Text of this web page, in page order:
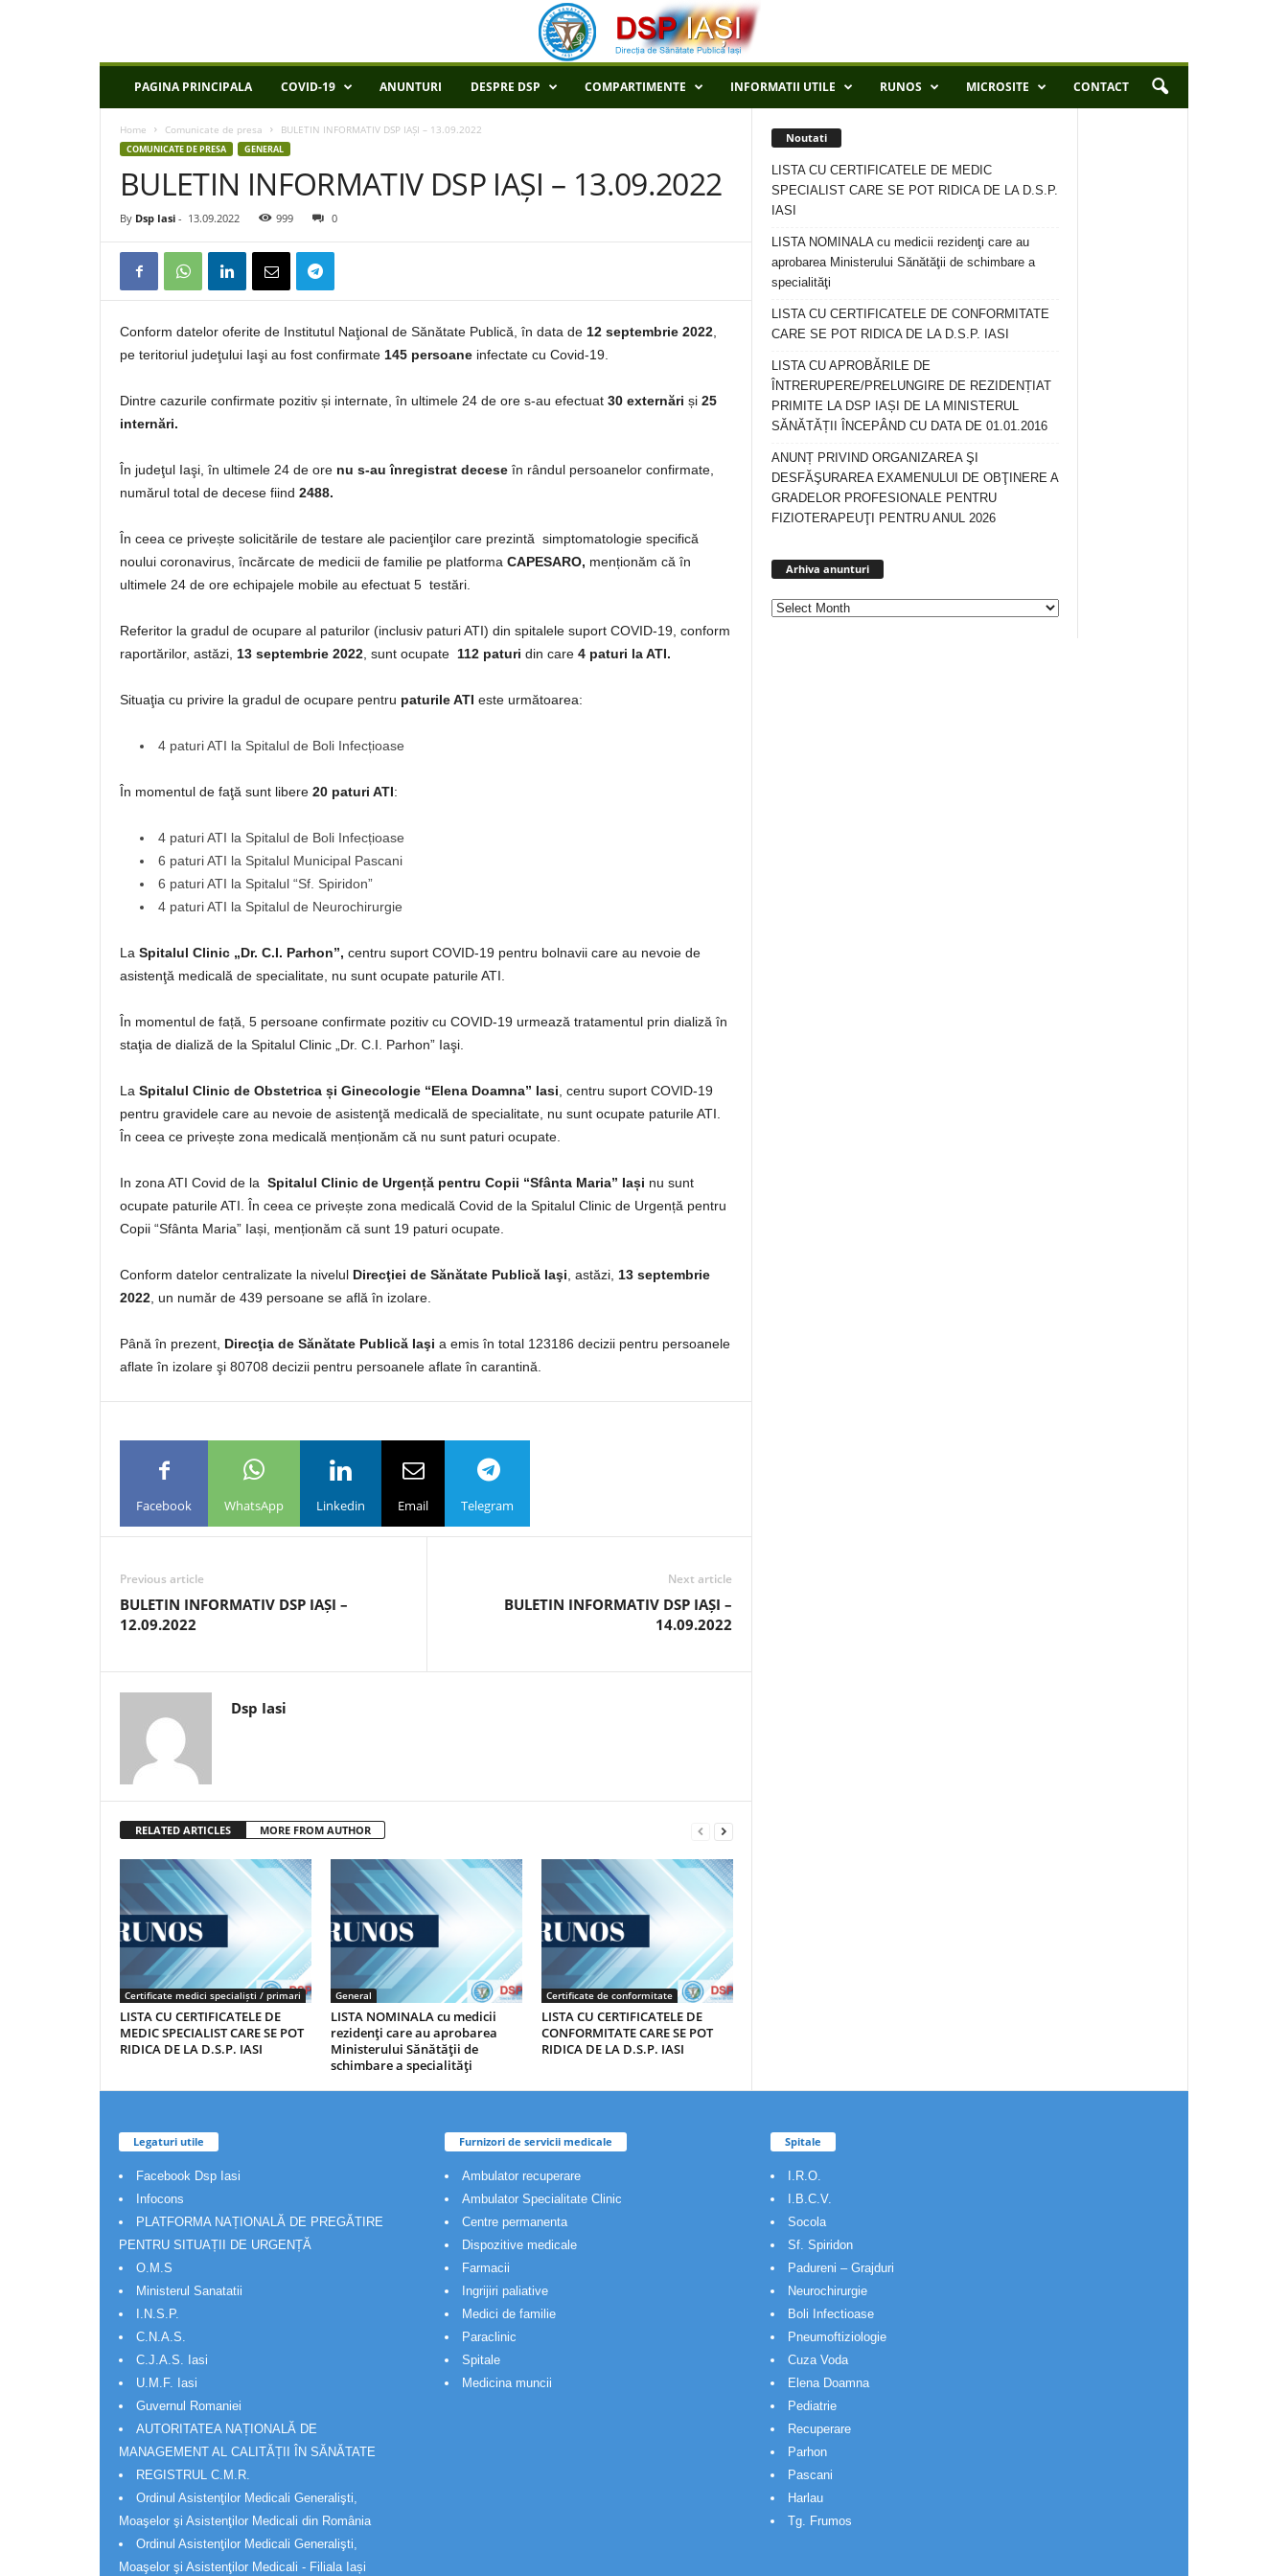
P
PAGINA PRINCIPALA COVID-19 ANUNTURI DESPRE DSP COMPARTIMENTE INFORMATII UTILE RUNOS MICROSITE CONTACT
Home Comunicate de presa BULETIN INFORMATIV DSP IAȘI – 13.09.2022
COMUNICATE DE PRESA GENERAL
BULETIN INFORMATIV DSP IAȘI – 13.09.2022
By Dsp Iasi - 13.09.2022 999 0
Conform datelor oferite de Institutul Naţional de Sănătate Publică, în data de 12 septembrie 2022
pe teritoriul judeţului Iaşi au fost confirmate 145 persoane infectate cu Covid-19.
Dintre cazurile confirmate pozitiv și internate, în ultimele 24 de ore s-au efectuat 30 externări și 25
internări.
În judeţul Iaşi, în ultimele 24 de ore nu s-au înregistrat decese în rândul persoanelor confirmate,
numărul total de decese fiind 2488.
În ceea ce privește solicitările de testare ale pacienţilor care prezintă simptomatologie specifică
noului coronavirus, încărcate de medicii de familie pe platforma CAPESARO, menționăm că în
ultimele 24 de ore echipajele mobile au efectuat 5 testări.
Referitor la gradul de ocupare al paturilor (inclusiv paturi ATI) din spitalele suport COVID-19, conform
raportărilor, astăzi, 13 septembrie 2022 , sunt ocupate 112 paturi din care 4 paturi la ATI.
Situaţia cu privire la gradul de ocupare pentru paturile ATI este următoarea:
4 paturi ATI la Spitalul de Boli Infecțioase
În momentul de faţă sunt libere 20 paturi ATI:
4 paturi ATI la Spitalul de Boli Infecțioase
6 paturi ATI la Spitalul Municipal Pascani
6 paturi ATI la Spitalul “Sf. Spiridon”
4 paturi ATI la Spitalul de Neurochirurgie
La Spitalul Clinic „Dr. C.I. Parhon”, centru suport COVID-19 pentru bolnavii care au nevoie de
asistenţă medicală de specialitate, nu sunt ocupate paturile ATI.
În momentul de față, 5 persoane confirmate pozitiv cu COVID-19 urmează tratamentul prin dializă în
staţia de dializă de la Spitalul Clinic „Dr. C.I. Parhon” Iaşi.
La Spitalul Clinic de Obstetrica și Ginecologie “Elena Doamna” Iasi , centru suport COVID-19
pentru gravidele care au nevoie de asistenţă medicală de specialitate, nu sunt ocupate paturile ATI.
În ceea ce privește zona medicală menționăm că nu sunt paturi ocupate.
In zona ATI Covid de la Spitalul Clinic de Urgență pentru Copii “Sfânta Maria” Iași nu sunt
ocupate paturile ATI. În ceea ce privește zona medicală Covid de la Spitalul Clinic de Urgență pentru
Copii “Sfânta Maria” Iași, menționăm că sunt 19 paturi ocupate.
Conform datelor centralizate la nivelul Direcţiei de Sănătate Publică Iaşi , astăzi, 13 septembrie
2022 , un număr de 439 persoane se află în izolare.
Până în prezent, Direcţia de Sănătate Publică Iaşi a emis în total 123186 decizii pentru persoanele
aflate în izolare şi 80708 decizii pentru persoanele aflate în carantină.
Facebook WhatsApp Linkedin Email Telegram
Previous article
BULETIN INFORMATIV DSP IAȘI –
12.09.2022
Next article
BULETIN INFORMATIV DSP IAȘI –
14.09.2022
Dsp Iasi
RELATED ARTICLES MORE FROM AUTHOR
Certificate medici specialiști / primari
LISTA CU CERTIFICATELE DE
MEDIC SPECIALIST CARE SE POT
RIDICA DE LA D.S.P. IASI
General
LISTA NOMINALA cu medicii
rezidenţi care au aprobarea
Ministerului Sănătăţii de
schimbare a specialităţi
Certificate de conformitate
LISTA CU CERTIFICATELE DE
CONFORMITATE CARE SE POT
RIDICA DE LA D.S.P. IASI
Noutati
LISTA CU CERTIFICATELE DE MEDIC
SPECIALIST CARE SE POT RIDICA DE LA D.S.P.
IASI
LISTA NOMINALA cu medicii rezidenţi care au
aprobarea Ministerului Sănătăţii de schimbare a
specialităţi
LISTA CU CERTIFICATELE DE CONFORMITATE
CARE SE POT RIDICA DE LA D.S.P. IASI
LISTA CU APROBĂRILE DE
ÎNTRERUPERE/PRELUNGIRE DE REZIDENȚIAT
PRIMITE LA DSP IAȘI DE LA MINISTERUL
SĂNĂTĂȚII ÎNCEPÂND CU DATA DE 01.01.2016
ANUNȚ PRIVIND ORGANIZAREA ŞI
DESFĂŞURAREA EXAMENULUI DE OBŢINERE A
GRADELOR PROFESIONALE PENTRU
FIZIOTERAPEUŢI PENTRU ANUL 2026
Arhiva anunturi
Legaturi utile
Facebook Dsp Iasi
Infocons
PLATFORMA NAȚIONALĂ DE PREGĂTIRE
PENTRU SITUAȚII DE URGENȚĂ
O.M.S
Ministerul Sanatatii
I.N.S.P.
C.N.A.S.
C.J.A.S. Iasi
U.M.F. Iasi
Guvernul Romaniei
AUTORITATEA NAȚIONALĂ DE
MANAGEMENT AL CALITĂȚII ÎN SĂNĂTATE
REGISTRUL C.M.R.
Ordinul Asistenţilor Medicali Generalişti,
Moaşelor şi Asistenţilor Medicali din România
Ordinul Asistenţilor Medicali Generalişti,
Moaşelor şi Asistenţilor Medicali - Filiala Iași
Furnizori de servicii medicale
Ambulator recuperare
Ambulator Specialitate Clinic
Centre permanenta
Dispozitive medicale
Farmacii
Ingrijiri paliative
Medici de familie
Paraclinic
Spitale
Medicina muncii
Spitale
I.R.O.
I.B.C.V.
Socola
Sf. Spiridon
Padureni – Grajduri
Neurochirurgie
Boli Infectioase
Pneumoftiziologie
Cuza Voda
Elena Doamna
Pediatrie
Recuperare
Parhon
Pascani
Harlau
Tg. Frumos